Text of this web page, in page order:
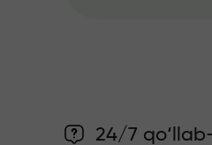
24/7